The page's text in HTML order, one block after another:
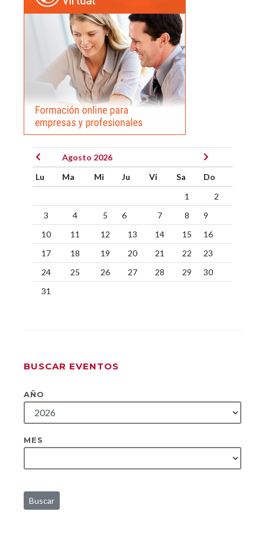
Agosto 2026
Lu
Ma Mi Ju Vi Sa
Do
1
2
3
4 5 6 7 8
9
10
11 12 13 14 15
16
17
18 19 20 21 22
23
24
25 26 27 28 29
30
31
BUSCAR EVENTOS
AÑO
MES
Buscar